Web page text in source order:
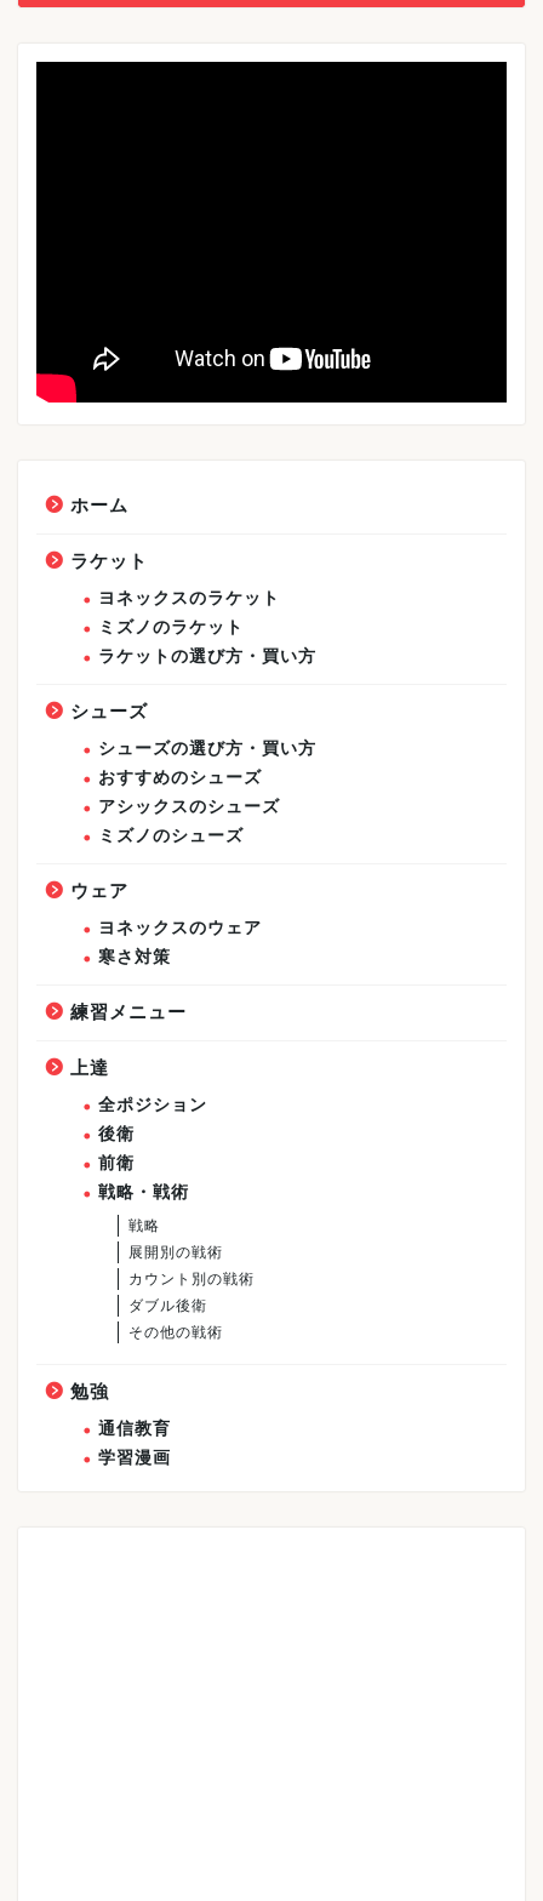
ホーム
ラケット
ヨネックスのラケット
ミズノのラケット
ラケットの選び方・買い方
シューズ
シューズの選び方・買い方
おすすめのシューズ
アシックスのシューズ
ミズノのシューズ
ウェア
ヨネックスのウェア
寒さ対策
練習メニュー
上達
全ポジション
後衛
前衛
戦略・戦術
戦略
展開別の戦術
カウント別の戦術
ダブル後衛
その他の戦術
勉強
通信教育
学習漫画